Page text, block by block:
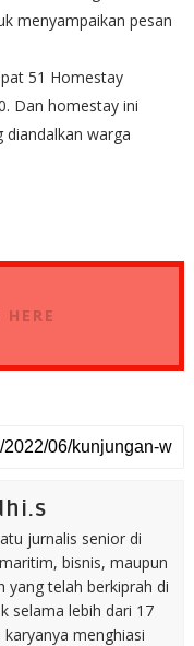
menyampaikan pesan
51 Homestay
Dan homestay ini
warga
jurnalis senior di
bisnis, maupun
yang telah berkiprah di
selama lebih dari 17
menghiasi